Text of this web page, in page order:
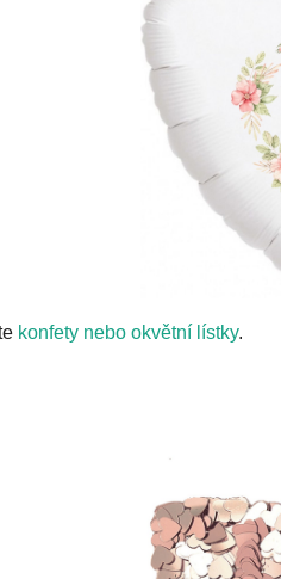
konfety nebo okvětní lístky.